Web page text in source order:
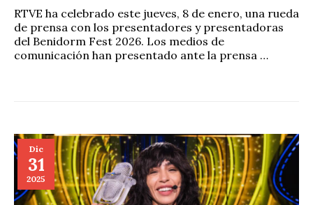
RTVE ha celebrado este jueves, 8 de enero, una rueda
de prensa con los presentadores y presentadoras
del Benidorm Fest 2026. Los medios de
comunicación han presentado ante la prensa …
Dic
31
2025